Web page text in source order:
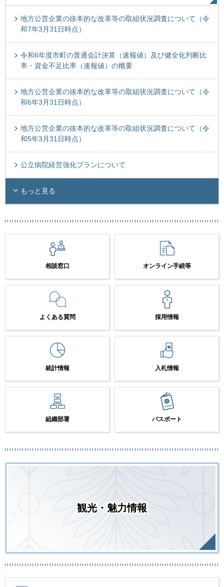
地方公営企業の抜本的な改革等の取組状況調査について（令
和7年3月31日時点）
令和6年度市町の普通会計決算（速報値）及び健全化判断比
率・資金不足比率（速報値）の概要
地方公営企業の抜本的な改革等の取組状況調査について（令
和6年3月31日時点）
地方公営企業の抜本的な改革等の取組状況調査について（令
和5年3月31日時点）
公立病院経営強化プランについて
もっと見る
相談窓口 オンライン手続等
よくある質問 採用情報
統計情報 入札情報
組織部署 パスポート
観光・魅力情報